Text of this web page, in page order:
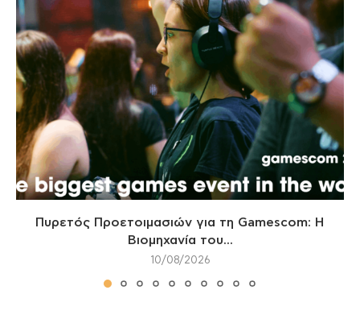
Πυρετός Προετοιμασιών για τη Gamescom: Η
Βιομηχανία του...
10/08/2026